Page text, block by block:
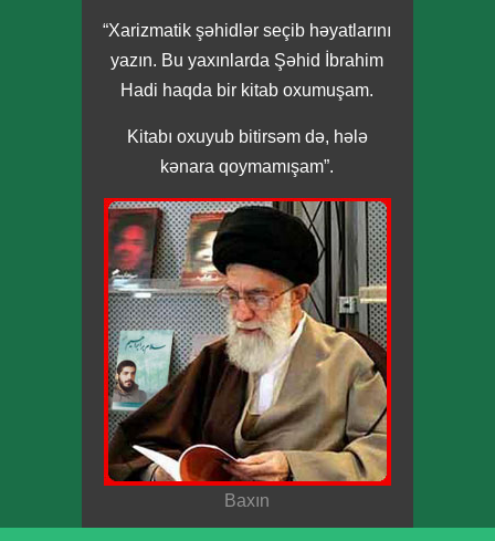
“Xarizmatik şəhidlər seçib həyatlarını
yazın. Bu yaxınlarda Şəhid İbrahim
Hadi haqda bir kitab oxumuşam.
Kitabı oxuyub bitirsəm də, hələ
kənara qoymamışam”.
Baxın